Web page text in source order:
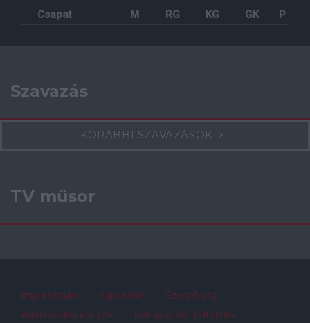
Csapat M RG KG GK P
Szavazás
KORÁBBI SZAVAZÁSOK
TV műsor
Impresszum Kapcsolat
Szerzői jog
Adatvédelmi irányelv
Felhasználói feltételek